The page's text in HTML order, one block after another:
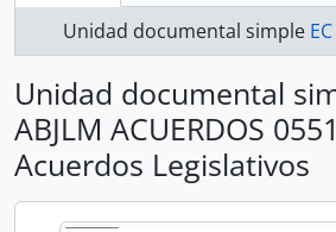
Unidad documental simple EC AN
Unidad documental
ABJLM ACUERDOS
Acuerdos Legislativos